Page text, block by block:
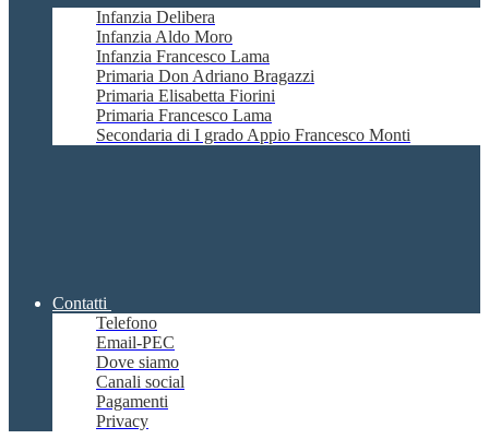
Infanzia Delibera
Infanzia Aldo Moro
Infanzia Francesco Lama
Primaria Don Adriano Bragazzi
Primaria Elisabetta Fiorini
Primaria Francesco Lama
Secondaria di I grado Appio Francesco Monti
Contatti
Telefono
Email-PEC
Dove siamo
Canali social
Pagamenti
Privacy